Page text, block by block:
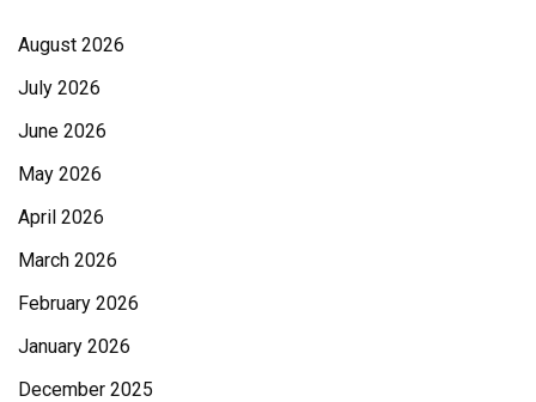
August 2026
July 2026
June 2026
May 2026
April 2026
March 2026
February 2026
January 2026
December 2025